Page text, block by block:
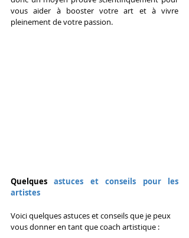
vous aider à booster votre art et à vivre
pleinement de votre passion.
Quelques astuces et conseils pour les
artistes
Voici quelques astuces et conseils que je peux
vous donner en tant que coach artistique :